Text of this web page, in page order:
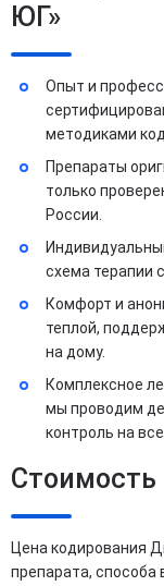
ЮГ»
Опыт и
методиками
Препараты
только
России.
схема терапии
Комфорт и
теплой,
на дому.
Комплексное
мы проводим
контроль на
Стоимость
Цена кодирования
препарата, способа